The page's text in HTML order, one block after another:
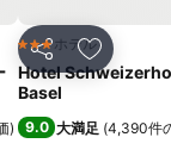
追加
)
シェア お気に入
3 ホテルのランク
ホテル
Hotel
Basel
9.0 大満足 (4,390件